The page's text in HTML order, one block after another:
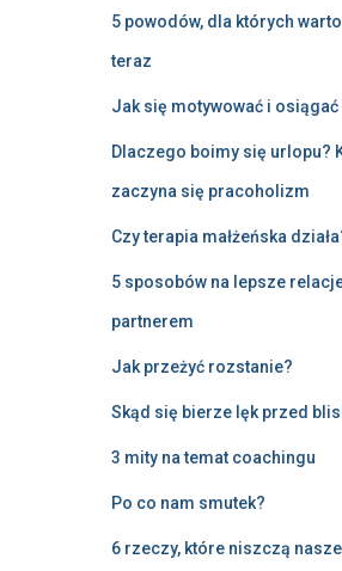
5 powodów, dla których warto
teraz
Jak się motywować i osiągać
Dlaczego boimy się urlopu?
zaczyna się pracoholizm
Czy terapia małżeńska
5 sposobów na lepsze
partnerem
Jak przeżyć rozstanie?
Skąd się bierze lęk przed
3 mity na temat coachingu
Po co nam smutek?
6 rzeczy, które niszczą